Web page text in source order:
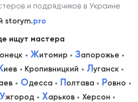
и подрядчиков в Украине
storym.pro
ищут мастера
Житомир Запорожье
иев Кропивницкий Луганск
Одесса Полтава Ровно
Ужгород Харьков
Херсон